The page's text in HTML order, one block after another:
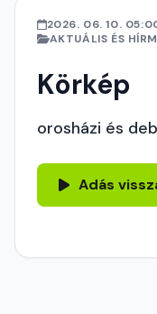
2026. 06. 10.
AKTUÁLIS ÉS
Körkép
orosházi és
Adás